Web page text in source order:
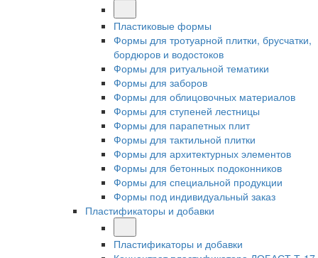
Пластиковые формы
Формы для тротуарной плитки, брусчатки,
бордюров и водостоков
Формы для ритуальной тематики
Формы для заборов
Формы для облицовочных материалов
Формы для ступеней лестницы
Формы для парапетных плит
Формы для тактильной плитки
Формы для архитектурных элементов
Формы для бетонных подоконников
Формы для специальной продукции
Формы под индивидуальный заказ
Пластификаторы и добавки
Пластификаторы и добавки